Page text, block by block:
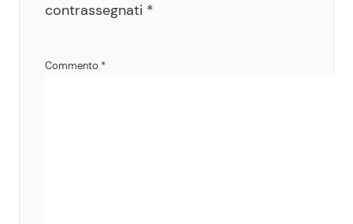
contrassegnati *
Commento *